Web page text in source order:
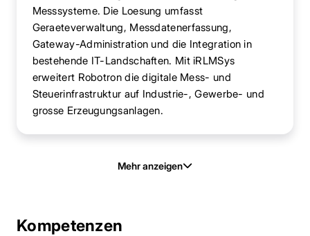
Messsysteme. Die Loesung umfasst
Geraeteverwaltung, Messdatenerfassung,
Gateway-Administration und die Integration in
bestehende IT-Landschaften. Mit iRLMSys
erweitert Robotron die digitale Mess- und
Steuerinfrastruktur auf Industrie-, Gewerbe- und
grosse Erzeugungsanlagen.
Mehr anzeigen
Kompetenzen